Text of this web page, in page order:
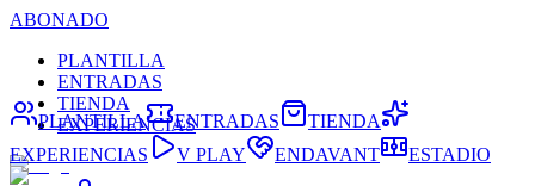
ABONADO
PLANTILLA
ENTRADAS
TIENDA
EXPERIENCIAS
PLANTILLA ENTRADAS
TIENDA
EXPERIENCIAS
V PLAY ENDAVANT ESTADIO